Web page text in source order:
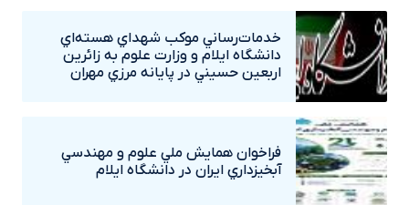
خدمات‌رساني موکب شهداي هسته‌اي
دانشگاه ايلام و وزارت علوم به زائرين
اربعين حسيني در پايانه مرزي مهران
فراخوان همايش ملي علوم و مهندسي
آبخيزداري ايران در دانشگاه ايلام